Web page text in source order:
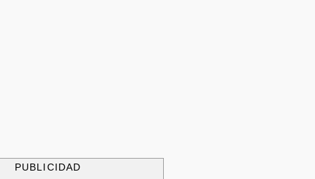
PUBLICIDAD